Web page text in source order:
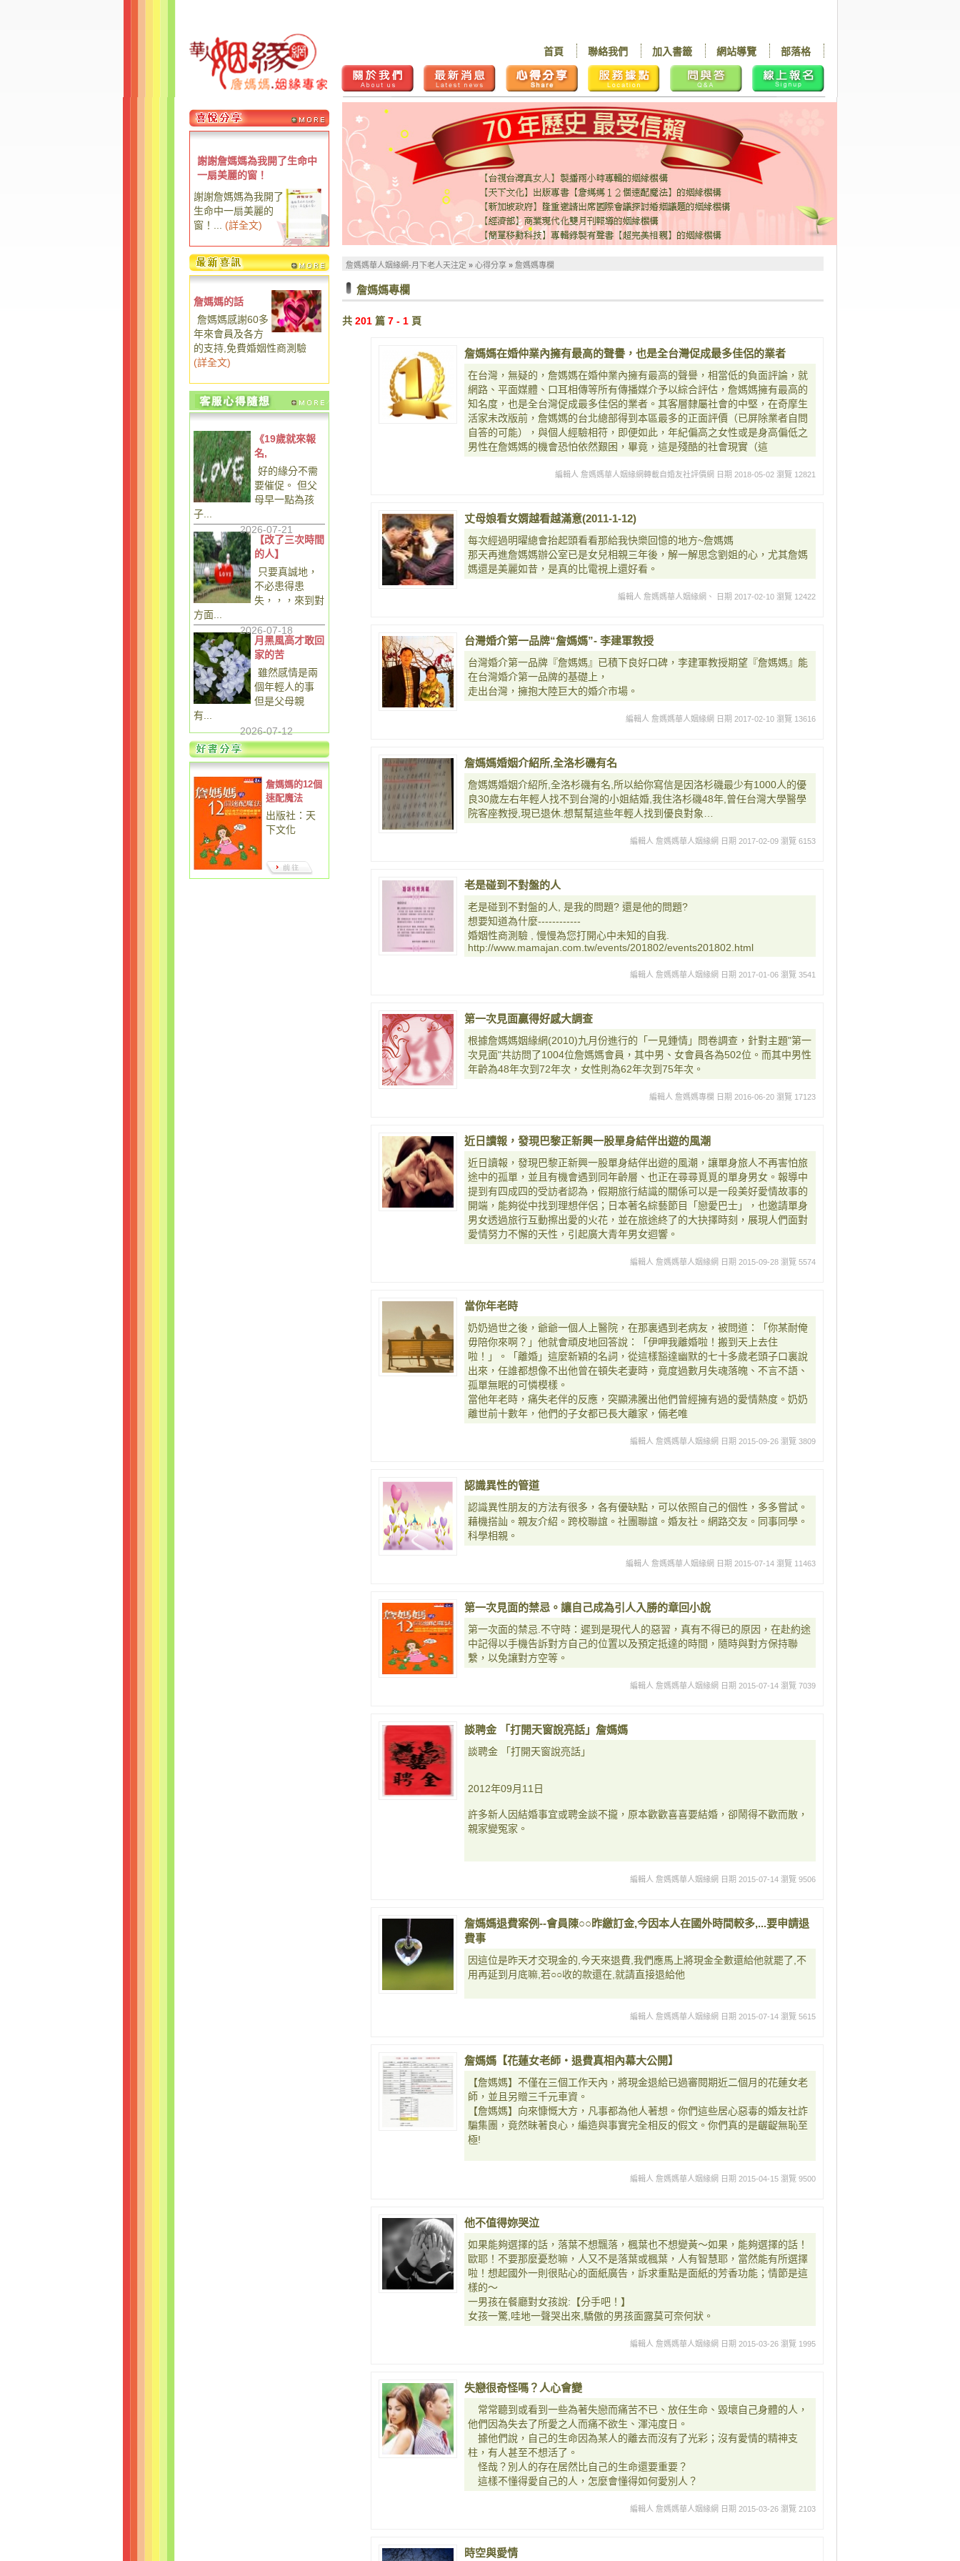
部落格
網站導覽
加入書籤
聯絡我們
首頁
謝謝詹媽媽為我開了生命中
一扇美麗的窗！
謝謝詹媽媽為我開了
生命中一扇美麗的
窗！...
(詳全文)
詹媽媽的話
詹媽媽感謝60多
年來會員及各方
的支持,免費婚姻性商測驗
(詳全文)
《19歲就來報
名,
好的緣分不需
要催促。 但父
母早一點為孩
子...
2026-07-21
【改了三次時間
的人】
只要真誠地，
不必患得患
失，，，來到對
方面...
2026-07-18
月黑風高才敢回
家的苦
雖然感情是兩
個年輕人的事
但是父母親
有...
2026-07-12
詹媽媽的12個
速配魔法
出版社：天
下文化
詹媽媽華人姻緣網-月下老人天注定 » 心得分享 » 詹媽媽專欄
詹媽媽專欄
共 201 篇 7 - 1 頁
詹媽媽在婚仲業內擁有最高的聲譽，也是全台灣促成最多佳侶的業者
在台灣，無疑的，詹媽媽在婚仲業內擁有最高的聲譽，相當低的負面評論，就
網路、平面媒體、口耳相傳等所有傳播媒介予以綜合評估，詹媽媽擁有最高的
知名度，也是全台灣促成最多佳侶的業者。其客層隸屬社會的中堅，在奇摩生
活家未改版前，詹媽媽的台北總部得到本區最多的正面評價（已屏除業者自問
自答的可能），與個人經驗相符，即便如此，年紀偏高之女性或是身高偏低之
男性在詹媽媽的機會恐怕依然艱困，畢竟，這是殘酷的社會現實（這
編輯人 詹媽媽華人姻緣網轉載自婚友社評價網 日期 2018-05-02 瀏覽 12821
丈母娘看女婿越看越滿意(2011-1-12)
每次經過明曜總會抬起頭看看那給我快樂回憶的地方~詹媽媽
那天再進詹媽媽辦公室已是女兒相親三年後，解一解思念劉姐的心，尤其詹媽
媽還是美麗如昔，是真的比電視上還好看。
編輯人 詹媽媽華人姻緣網、 日期 2017-02-10 瀏覽 12422
台灣婚介第一品牌“詹媽媽”- 李建軍教授
台灣婚介第一品牌『詹媽媽』已積下良好口碑，李建軍教授期望『詹媽媽』能
在台灣婚介第一品牌的基礎上，
走出台灣，擁抱大陸巨大的婚介市場。
編輯人 詹媽媽華人姻緣網 日期 2017-02-10 瀏覽 13616
詹媽媽婚姻介紹所,全洛杉磯有名
詹媽媽婚姻介紹所,全洛杉磯有名,所以給你寫信是因洛杉磯最少有1000人的優
良30歲左右年輕人找不到台灣的小姐結婚,我住洛杉磯48年,曾任台灣大學醫學
院客座教授,現已退休.想幫幫這些年輕人找到優良對象…
編輯人 詹媽媽華人姻緣網 日期 2017-02-09 瀏覽 6153
老是碰到不對盤的人
老是碰到不對盤的人, 是我的問題? 還是他的問題?
想要知道為什麼------------
婚姻性商測驗 , 慢慢為您打開心中未知的自我.
http://www.mamajan.com.tw/events/201802/events201802.html
編輯人 詹媽媽華人姻緣網 日期 2017-01-06 瀏覽 3541
第一次見面贏得好感大調查
根據詹媽媽姻緣網(2010)九月份進行的「一見鍾情」問卷調查，針對主題"第一
次見面"共訪問了1004位詹媽媽會員，其中男、女會員各為502位。而其中男性
年齡為48年次到72年次，女性則為62年次到75年次。
編輯人 詹媽媽專欄 日期 2016-06-20 瀏覽 17123
近日讀報，發現巴黎正新興一股單身結伴出遊的風潮
近日讀報，發現巴黎正新興一股單身結伴出遊的風潮，讓單身旅人不再害怕旅
途中的孤單，並且有機會遇到同年齡層、也正在尋尋覓覓的單身男女。報導中
提到有四成四的受訪者認為，假期旅行結識的關係可以是一段美好愛情故事的
開端，能夠從中找到理想伴侶；日本著名綜藝節目「戀愛巴士」，也邀請單身
男女透過旅行互動擦出愛的火花，並在旅途終了的大抉擇時刻，展現人們面對
愛情努力不懈的天性，引起廣大青年男女迴響。
編輯人 詹媽媽華人姻緣網 日期 2015-09-28 瀏覽 5574
當你年老時
奶奶過世之後，爺爺一個人上醫院，在那裏遇到老病友，被問道：「你某耐俺
毋陪你來啊？」他就會頑皮地回答說：「伊呷我離婚啦！搬到天上去住
啦！」。「離婚」這麼新穎的名詞，從這樣豁達幽默的七十多歲老頭子口裏說
出來，任誰都想像不出他曾在頓失老妻時，竟度過數月失魂落魄、不言不語、
孤單無眠的可憐模樣。
當他年老時，痛失老伴的反應，突顯沸騰出他們曾經擁有過的愛情熱度。奶奶
離世前十數年，他們的子女都已長大離家，倆老唯
編輯人 詹媽媽華人姻緣網 日期 2015-09-26 瀏覽 3809
認識異性的管道
認識異性朋友的方法有很多，各有優缺點，可以依照自己的個性，多多嘗試。
藉機搭訕。親友介紹。跨校聯誼。社團聯誼。婚友社。網路交友。同事同學。
科學相親。
編輯人 詹媽媽華人姻緣網 日期 2015-07-14 瀏覽 11463
第一次見面的禁忌。讓自己成為引人入勝的章回小說
第一次面的禁忌.不守時：遲到是現代人的惡習，真有不得已的原因，在赴約途
中記得以手機告訴對方自己的位置以及預定抵達的時間，隨時與對方保持聯
繫，以免讓對方空等。
編輯人 詹媽媽華人姻緣網 日期 2015-07-14 瀏覽 7039
談聘金 「打開天窗說亮話」詹媽媽
談聘金 「打開天窗說亮話」
2012年09月11日
許多新人因結婚事宜或聘金談不攏，原本歡歡喜喜要結婚，卻鬧得不歡而散，
親家變冤家。
編輯人 詹媽媽華人姻緣網 日期 2015-07-14 瀏覽 9506
詹媽媽退費案例--會員陳○○昨繳訂金,今因本人在國外時間較多,...要申請退
費事
因這位是昨天才交現金的,今天來退費,我們應馬上將現金全數還給他就罷了,不
用再延到月底嘛,若○○收的款還在,就請直接退給他
編輯人 詹媽媽華人姻緣網 日期 2015-07-14 瀏覽 5615
詹媽媽【花蓮女老師‧退費真相內幕大公開】
【詹媽媽】不僅在三個工作天內，將現金退給已過審閱期近二個月的花蓮女老
師，並且另贈三千元車資。
【詹媽媽】向來慷慨大方，凡事都為他人著想。你們這些居心惡毒的婚友社詐
騙集團，竟然昧著良心，編造與事實完全相反的假文。你們真的是齷齪無恥至
極!
編輯人 詹媽媽華人姻緣網 日期 2015-04-15 瀏覽 9500
他不值得妳哭泣
如果能夠選擇的話，落葉不想飄落，楓葉也不想變黃～如果，能夠選擇的話！
歐耶！不要那麼憂愁嘛，人又不是落葉或楓葉，人有智慧耶，當然能有所選擇
啦！想起國外一則很貼心的面紙廣告，訴求重點是面紙的芳香功能；情節是這
樣的～
一男孩在餐廳對女孩說:【分手吧！】
女孩一驚,哇地一聲哭出來,驕傲的男孩面露莫可奈何狀。
編輯人 詹媽媽華人姻緣網 日期 2015-03-26 瀏覽 1995
失戀很奇怪嗎？人心會變
常常聽到或看到一些為著失戀而痛苦不已、放任生命、毀壞自己身體的人，
他們因為失去了所愛之人而痛不欲生、渾沌度日。
據他們說，自己的生命因為某人的離去而沒有了光彩；沒有愛情的精神支
柱，有人甚至不想活了。
怪哉？別人的存在居然比自己的生命還要重要？
這樣不懂得愛自己的人，怎麼會懂得如何愛別人？
編輯人 詹媽媽華人姻緣網 日期 2015-03-26 瀏覽 2103
時空與愛情